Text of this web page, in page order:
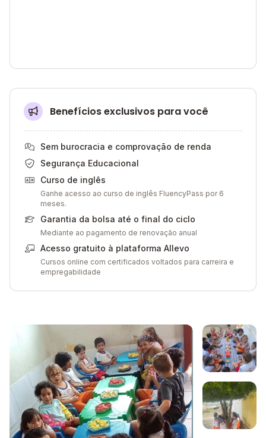
Benefícios exclusivos para você
Sem burocracia e comprovação de renda
Segurança Educacional
Curso de inglês
Ganhe acesso ao curso de inglês FluencyPass por 6
meses.
Garantia da bolsa até o final do ciclo
Mediante ao pagamento de renovação anual
Acesso gratuito à plataforma Allevo
Cursos online com certificados voltados para carreira e
empregabilidade
Imagem 1